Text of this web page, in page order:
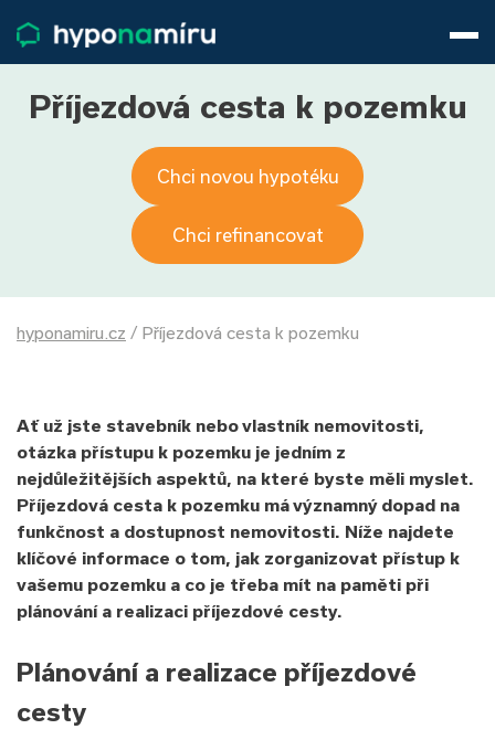
Životní pojištění
Pojištění nemovitosti
O nás
800 688 388
Přihlásit
Příjezdová cesta k pozemku
Chci novou hypotéku
Chci refinancovat
hyponamiru.cz / Příjezdová cesta k pozemku
Ať už jste stavebník nebo vlastník nemovitosti,
otázka přístupu k pozemku je jedním z
nejdůležitějších aspektů, na které byste měli myslet.
Příjezdová cesta k pozemku má významný dopad na
funkčnost a dostupnost nemovitosti. Níže najdete
klíčové informace o tom, jak zorganizovat přístup k
vašemu pozemku a co je třeba mít na paměti při
plánování a realizaci příjezdové cesty.
Plánování a realizace příjezdové
cesty